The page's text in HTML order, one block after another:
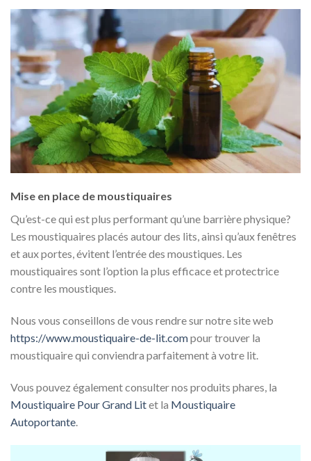
Mise en place de moustiquaires
Qu’est-ce qui est plus performant qu’une barrière physique?
Les moustiquaires placés autour des lits, ainsi qu’aux fenêtres
et aux portes, évitent l’entrée des moustiques. Les
moustiquaires sont l’option la plus efficace et protectrice
contre les moustiques.
Nous vous conseillons de vous rendre sur notre site web
https://www.moustiquaire-de-lit.compour trouver la
moustiquaire qui conviendra parfaitement à votre lit.
Vous pouvez également consulter nos produits phares, la
Moustiquaire Pour Grand Litet la Moustiquaire
Autoportante.